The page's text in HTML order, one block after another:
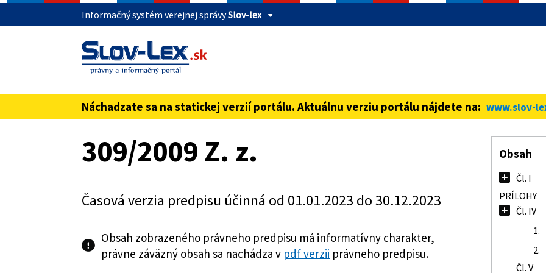
Informačný systém verejnej správySlov-lex
Táto stránka je zabezpečená
Buďte pozorní a vždy sa uistite, že zdieľate informácie iba cez zabezpečenú
pred názvom domény webového sídla.
Náchadzate sa na statickej verzií portálu. Aktuálnu verziu portálu nájdete na: www.slov-
Preskoč na obsah309/2009 Z. z.
Časová verzia predpisu účinná od 01.01.2023 do 30.12.2023
Obsah zobrazeného právneho predpisu má informatívny charakter,
právne záväzný obsah sa nachádza v pdf verzii právneho predpisu.
Obsah
Čl. I
PRÍLOHY
Čl. IV
1.
2.
Čl. V